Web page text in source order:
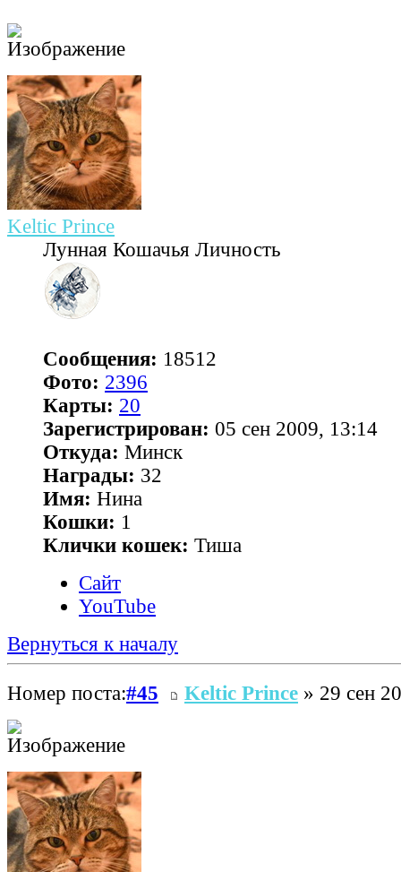
Keltic Prince
Лунная Кошачья Личность
Сообщения: 18512
Фото: 2396
Карты: 20
Зарегистрирован: 05 сен 2009, 13:14
Откуда: Минск
Награды: 32
Имя: Нина
Кошки: 1
Клички кошек: Тиша
Сайт
YouTube
Вернуться к началу
Номер поста:#45 Keltic Prince » 29 сен